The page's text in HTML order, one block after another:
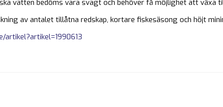
vatten bedöms vara svagt och behöver få möjlighet att växa
av antalet tillåtna redskap, kortare fiskesäsong och höjt
artikel?artikel=1990613